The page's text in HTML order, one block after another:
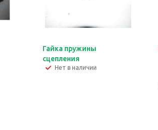
Гайка пружины
сцепления
Нет в наличии